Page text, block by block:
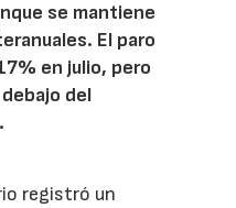
se mantiene
El paro
en julio, pero
del
registró un